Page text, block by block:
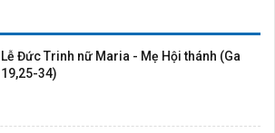
Lễ Đức Trinh nữ Maria - Mẹ Hội thánh (Ga
19,25-34)